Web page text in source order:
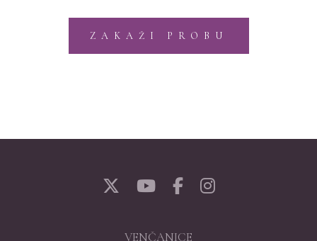
ZAKAŽI PROBU
VENČANICE